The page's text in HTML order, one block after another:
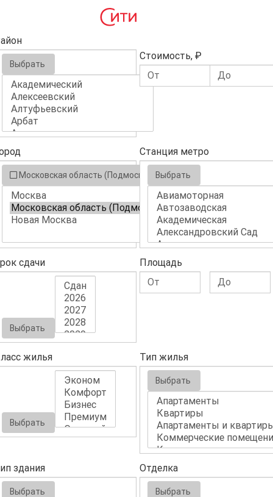
Выбрать
Стоимость, ₽
Московская область (Подмосковье)
Станция метро
Выбрать
сдачи
Выбрать
Площадь
жилья
Выбрать
Тип жилья
Выбрать
здания
Выбрать
Отделка
Выбрать